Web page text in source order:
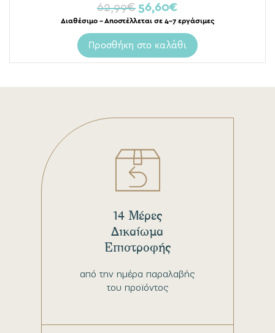
62,99€ 56,60€
Διαθέσιμο – Αποστέλλεται σε 4-7 εργάσιμες
Προσθήκη στο καλάθι
από την ημέρα παραλαβής
του προϊόντος
14 Μέρες
Δικαίωμα
Επιστροφής